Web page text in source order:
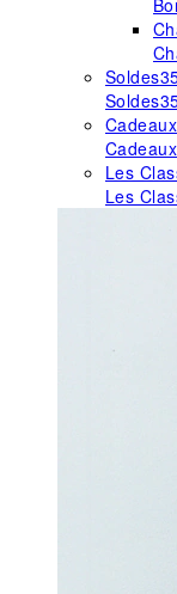
Soldes
Soldes
Cadeaux
Cadeaux
Les
Les